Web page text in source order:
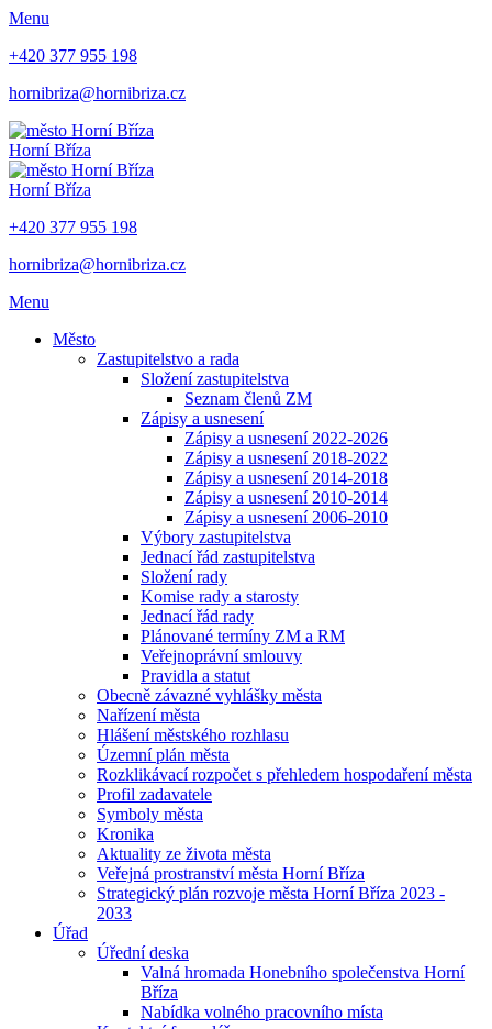
Menu
+420 377 955 198
hornibriza@hornibriza.cz
Horní Bříza
Horní Bříza
+420 377 955 198
hornibriza@hornibriza.cz
Menu
Město
Zastupitelstvo a rada
Složení zastupitelstva
Seznam členů ZM
Zápisy a usnesení
Zápisy a usnesení 2022-2026
Zápisy a usnesení 2018-2022
Zápisy a usnesení 2014-2018
Zápisy a usnesení 2010-2014
Zápisy a usnesení 2006-2010
Výbory zastupitelstva
Jednací řád zastupitelstva
Složení rady
Komise rady a starosty
Jednací řád rady
Plánované termíny ZM a RM
Veřejnoprávní smlouvy
Pravidla a statut
Obecně závazné vyhlášky města
Nařízení města
Hlášení městského rozhlasu
Územní plán města
Rozklikávací rozpočet s přehledem hospodaření města
Profil zadavatele
Symboly města
Kronika
Aktuality ze života města
Veřejná prostranství města Horní Bříza
Strategický plán rozvoje města Horní Bříza 2023 -
2033
Úřad
Úřední deska
Valná hromada Honebního společenstva Horní
Bříza
Nabídka volného pracovního místa